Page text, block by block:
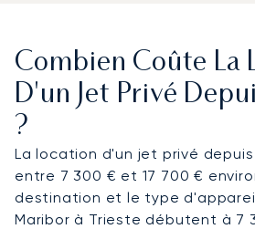
des prestations haut de
préférences. Nous gérons
garantir une confidentialité
de votre voyage, assurant un
que vous arriviez reposé pour
être, par exemple au célèbre
Notre statut de courtier
Combien Coûte La
D'un Jet Privé
?
La location d'un jet privé
entre 7 300 € et 17 700 €
destination et le type
Maribor à Trieste débutent à 7